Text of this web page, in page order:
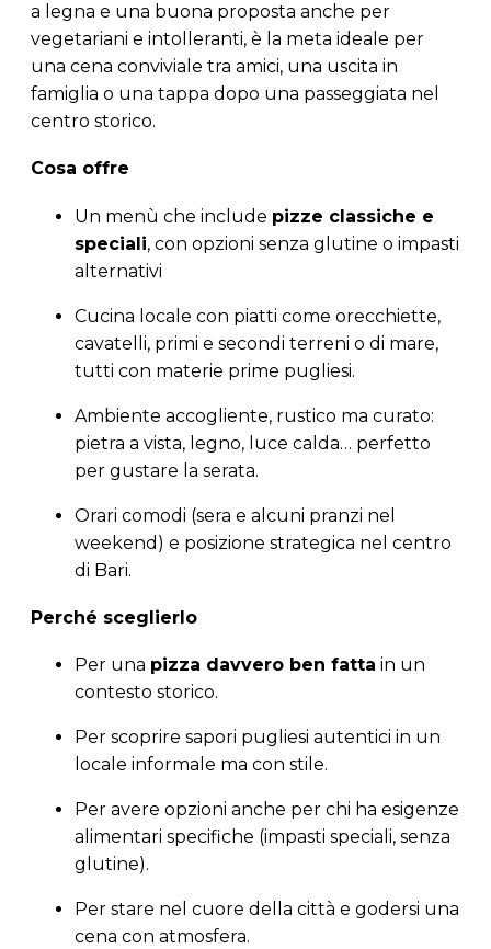
a legna e una buona proposta anche per
vegetariani e intolleranti, è la meta ideale per
una cena conviviale tra amici, una uscita in
famiglia o una tappa dopo una passeggiata nel
centro storico.
Cosa offre
Un menù che include pizze classiche e
speciali, con opzioni senza glutine o impasti
alternativi
Cucina locale con piatti come orecchiette,
cavatelli, primi e secondi terreni o di mare,
tutti con materie prime pugliesi.
Ambiente accogliente, rustico ma curato:
pietra a vista, legno, luce calda… perfetto
per gustare la serata.
Orari comodi (sera e alcuni pranzi nel
weekend) e posizione strategica nel centro
di Bari.
Perché sceglierlo
Per una pizza davvero ben fatta in un
contesto storico.
Per scoprire sapori pugliesi autentici in un
locale informale ma con stile.
Per avere opzioni anche per chi ha esigenze
alimentari specifiche (impasti speciali, senza
glutine).
Per stare nel cuore della città e godersi una
cena con atmosfera.